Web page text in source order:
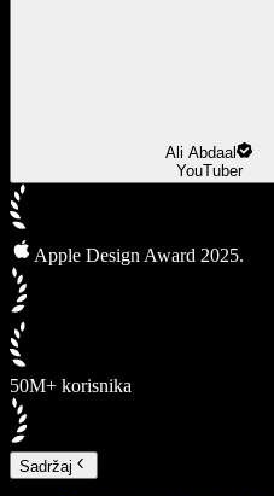
Ali Abdaal
YouTuber
Apple Design Award 2025.
50M+ korisnika
Sadržaj